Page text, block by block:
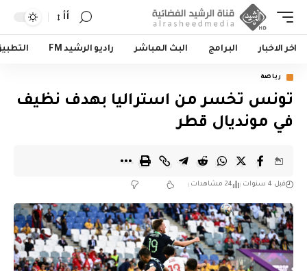
أأ
اخر الاخبار البرامج البث المباشر راديو الرشيد FM
رياضة
تونس تخسر من استراليا بهدف نظيف
في مونديال قطر
قبل 4 سنوات 24 مشاهدات